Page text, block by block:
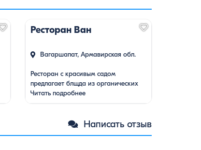
Ресторан Ван
Вагаршапат, Армавирская обл.
Ресторан с красивым садом
предлагает блщда из органических
продуктов.
Читать подробнее
Написать отзыв